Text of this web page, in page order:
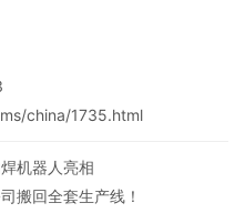
china/1735.html
机器人亮相
搬回全套生产线！